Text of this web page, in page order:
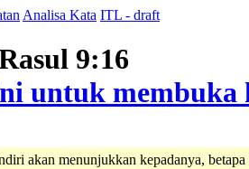
Analisa Kata ITL - draft
9:16
akan menunjukkan kepadanya,